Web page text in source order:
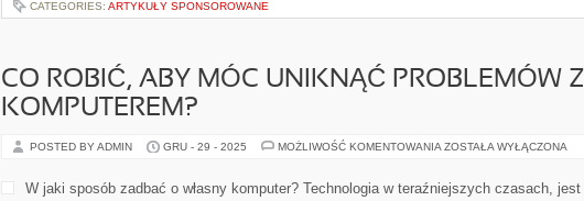
CATEGORIES: ARTYKUŁY SPONSOROWANE
CO ROBIĆ, ABY MÓC UNIKNĄĆ PROBLEMÓW Z
KOMPUTEREM?
POSTED BY ADMIN GRU - 29 - 2025 MOŻLIWOŚĆ KOMENTOWANIA CO
MÓC
UNIKNĄĆ
ZOSTAŁA WYŁĄCZONA
W jaki sposób zadbać o własny komputer? Technologia w teraźniejszych czasach, jest